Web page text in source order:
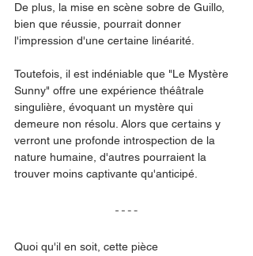
De plus, la mise en scène sobre de Guillo,
bien que réussie, pourrait donner
l'impression d'une certaine linéarité.
Toutefois, il est indéniable que "Le Mystère
Sunny" offre une expérience théâtrale
singulière, évoquant un mystère qui
demeure non résolu. Alors que certains y
verront une profonde introspection de la
nature humaine, d'autres pourraient la
trouver moins captivante qu'anticipé.
Quoi qu'il en soit, cette pièce